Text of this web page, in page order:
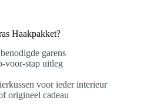
Haakpakket?
garens
voor-stap uitleg
voor ieder interieur
origineel cadeau